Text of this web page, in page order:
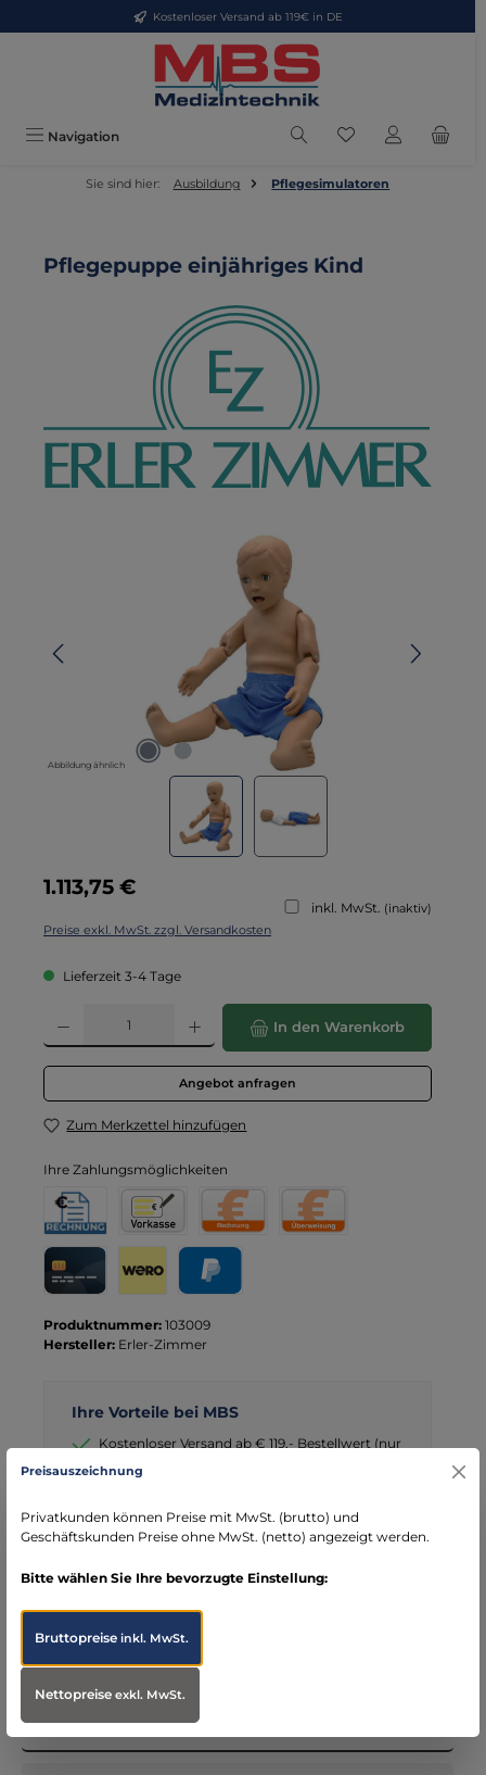
Zum Hauptinhalt springenKostenloser Versand ab 119€ in DE
Navigation Du hast 0
Sie sind hier: Ausbildung Pflegesimulatoren
Pflegepuppe einjähriges Kind
Abbildung ähnlich
Regulärer Preis:
1.113,75 €
inkl. MwSt. (inaktiv)
Preise exkl. MwSt. zzgl. Versandkosten
Lieferzeit 3-4 Tage
Produkt Anzahl: Gib den gewünschten Wert ein oder benutze die
In den Warenkorb
Angebot anfragen
Zum Merkzettel hinzufügen
Ihre Zahlungsmöglichkeiten
Rechnung
Rechnung für Behörden
Vorkasse
Produktnummer: 103009
Hersteller: Erler-Zimmer
Ihre Vorteile bei MBS
Kostenloser Versand ab € 119,- Bestellwert (nur
DE)
seit über 15 Jahren kompetenter Partner im
Bereich Notfallmedizin
Beschreibung
Diese Pflegepuppe hat die folgenden
modelliertes Haar- Augen öffnen un…
Preisauszeichnung
Privatkunden können Preise mit MwSt. (brutto) und
Geschäftskunden Preise ohne MwSt. (netto) angezeigt werden.
Bitte wählen Sie Ihre bevorzugte Einstellung:
Bruttopreiseinkl. MwSt.
Nettopreiseexkl. MwSt.